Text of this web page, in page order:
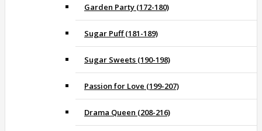
Garden Party (172-180)
Sugar Puff (181-189)
Sugar Sweets (190-198)
Passion for Love (199-207)
Drama Queen (208-216)